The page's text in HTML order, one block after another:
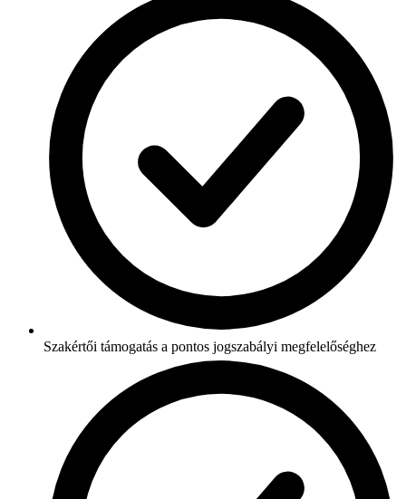
Szakértői támogatás a pontos jogszabályi megfelelőséghez